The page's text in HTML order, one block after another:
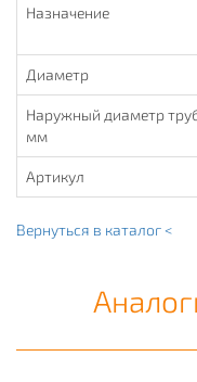
Назначение
Диаметр
Наружный диаметр
мм
Артикул
Вернуться в каталог <